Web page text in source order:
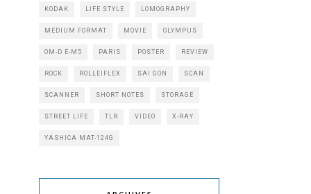
KODAK LIFE STYLE LOMOGRAPHY
MEDIUM FORMAT MOVIE OLYMPUS
OM-D E-M5 PARIS POSTER REVIEW
ROCK ROLLEIFLEX SAI GON SCAN
SCANNER SHORT NOTES STORAGE
STREET LIFE TLR VIDEO X-RAY
YASHICA MAT-124G